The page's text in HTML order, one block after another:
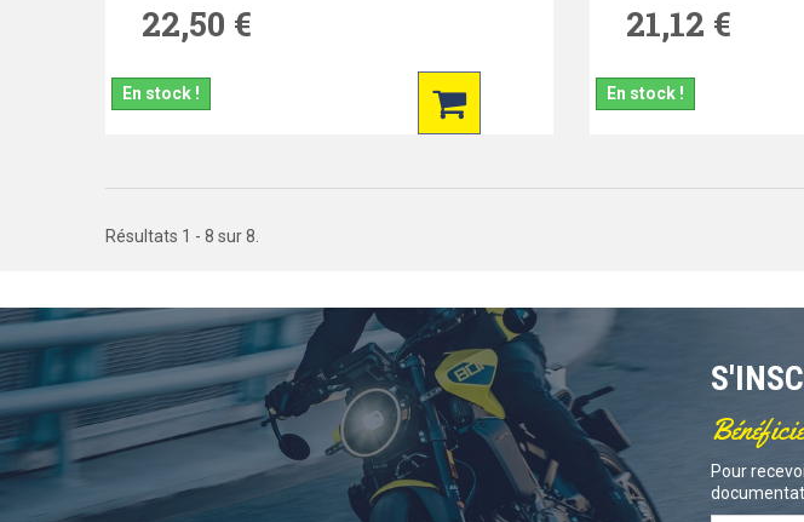
22,50 €
En stock !
21,12 €
En stock !
Résultats 1 - 8 sur 8.
Pour